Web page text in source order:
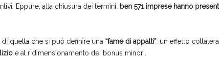
Eppure, alla chiusura dei termini, ben 571 imprese hanno
quella che si può definire una “fame di appalti”: un effetto
e al ridimensionamento dei bonus minori.